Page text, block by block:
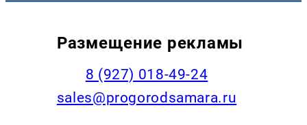
Размещение рекламы
8 (927) 018-49-24
sales@progorodsamara.ru